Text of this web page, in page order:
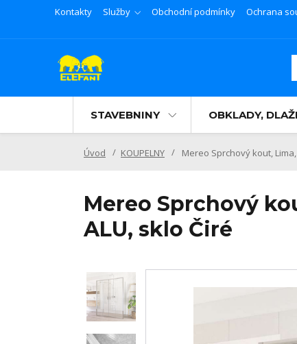
Kontakty Služby Obchodní podmínky Ochrana
STAVEBNINY OBKLADY,
Úvod KOUPELNY Mereo Sprchový kout,
Mereo Sprchový
ALU, sklo Čiré